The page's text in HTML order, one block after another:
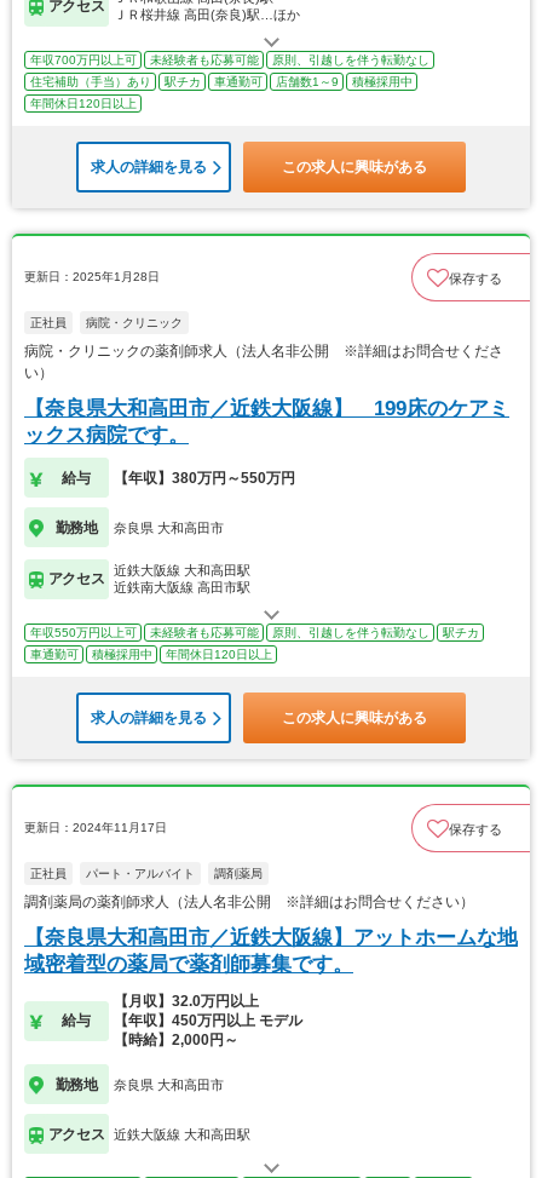
アクセス
ＪＲ桜井線 高田(奈良)駅…ほか
年収700万円以上可 未経験者も応募可能
原則、引越しを伴う転勤なし
住宅補助（手当）あり
駅チカ 車通勤可 店舗数1～9
積極採用中
年間休日120日以上
求人の詳細を見る この求人に興味がある
更新日：2025年1月28日 保存する
正社員 病院・クリニック
病院・クリニックの薬剤師求人（法人名非公開 ※詳細はお問合せくださ
い）
【奈良県大和高田市／近鉄大阪線】 199床のケアミ
ックス病院です。
給与 【年収】380万円～550万円
勤務地 奈良県 大和高田市
アクセス
近鉄大阪線 大和高田駅
近鉄南大阪線 高田市駅
年収550万円以上可 未経験者も応募可能 原則、引越しを伴う転勤なし
駅チカ
車通勤可
積極採用中 年間休日120日以上
求人の詳細を見る この求人に興味がある
更新日：2024年11月17日 保存する
正社員 パート・アルバイト 調剤薬局
調剤薬局の薬剤師求人（法人名非公開 ※詳細はお問合せください）
【奈良県大和高田市／近鉄大阪線】アットホームな地
域密着型の薬局で薬剤師募集です。
給与
【月収】32.0万円以上
【年収】450万円以上 モデル
【時給】2,000円～
勤務地 奈良県 大和高田市
アクセス 近鉄大阪線 大和高田駅